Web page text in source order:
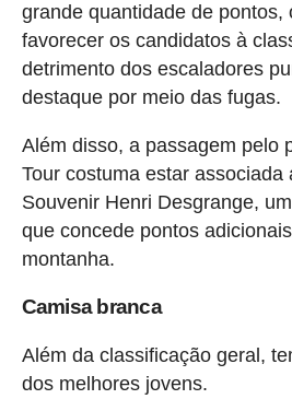
grande quantidade de pontos,
favorecer os candidatos à
detrimento dos escaladores
destaque por meio das fugas.
Além disso, a passagem pelo
Tour costuma estar associada
Souvenir Henri Desgrange,
que concede pontos
montanha.
Camisa branca
Além da classificação geral,
dos melhores jovens.